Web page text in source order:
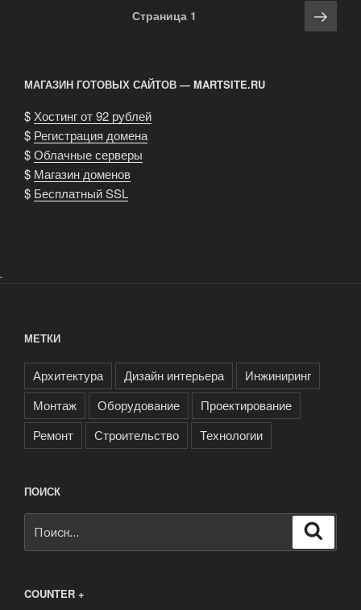
Страница 1
МАГАЗИН ГОТОВЫХ САЙТОВ — MARTSITE.RU
$ Хостинг от 92 рублей
$ Регистрация домена
$Облачные серверы
$ Магазин доменов
$ Бесплатный SSL
.
МЕТКИ
Архитектура Дизайн интерьера
Инжиниринг
Монтаж
Оборудование
Проектирование
Ремонт
Строительство Технологии
ПОИСК
COUNTER +